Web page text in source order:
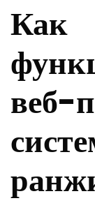
Как
веб-